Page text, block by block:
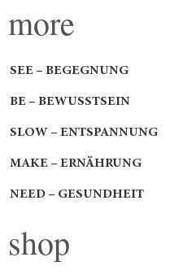
more
SEE – BEGEGNUNG
BE – BEWUSSTSEIN
SLOW – ENTSPANNUNG
MAKE – ERNÄHRUNG
NEED – GESUNDHEIT
shop